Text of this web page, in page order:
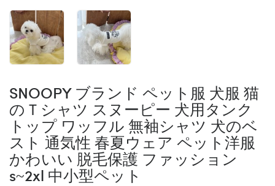
SNOOPY ブランド ペット服 犬服 猫
のＴシャツ スヌーピー 犬用タンク
トップ ワッフル 無袖シャツ 犬のベ
スト 通気性 春夏ウェア ペット洋服
かわいい 脱毛保護 ファッション
s~2xl 中小型ペット